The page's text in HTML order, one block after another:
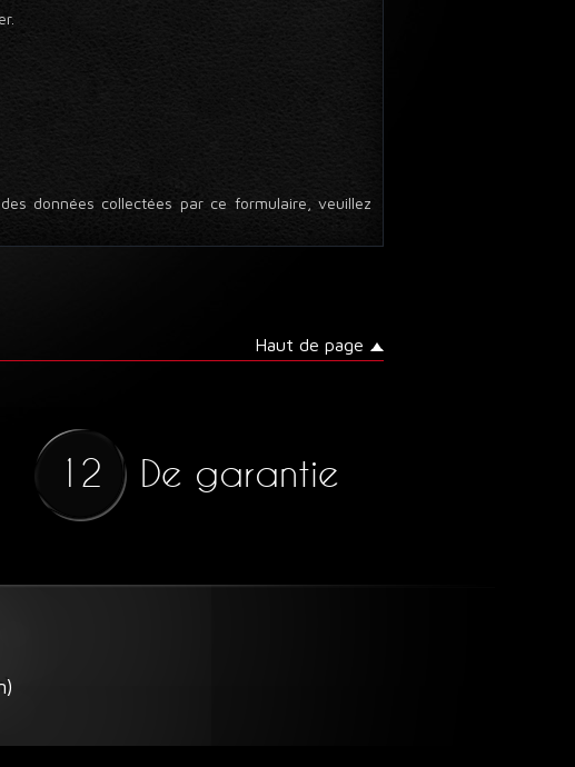
données collectées par ce formulaire, veuillez
Haut de page
12 De garantie